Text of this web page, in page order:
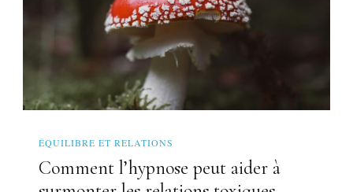
ÉQUILIBRE ET RELATIONS
Comment l’hypnose peut aider à